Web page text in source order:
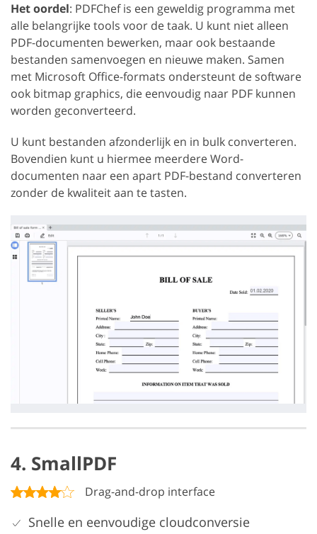
Het oordel: PDFChef is een geweldig programma met
alle belangrijke tools voor de taak. U kunt niet alleen
PDF-documenten bewerken, maar ook bestaande
bestanden samenvoegen en nieuwe maken. Samen
met Microsoft Office-formats ondersteunt de software
ook bitmap graphics, die eenvoudig naar PDF kunnen
worden geconverteerd.
U kunt bestanden afzonderlijk en in bulk converteren.
Bovendien kunt u hiermee meerdere Word-
documenten naar een apart PDF-bestand converteren
zonder de kwaliteit aan te tasten.
4. SmallPDF
Drag-and-drop interface
Snelle en eenvoudige cloudconversie